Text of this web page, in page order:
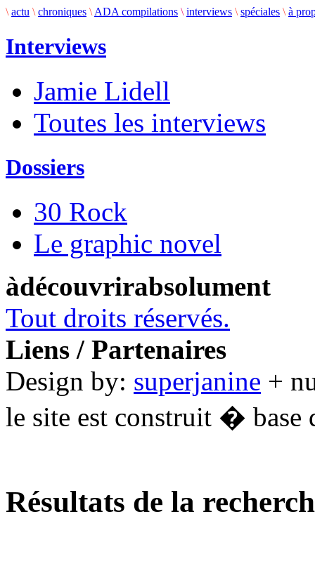
\ actu \ chroniques \ ADA compilations \ interviews \ spéciales \ à
Interviews
Jamie Lidell
Toutes les interviews
Dossiers
30 Rock
Le graphic novel
àdécouvrirabsolument
Tout droits réservés.
Liens / Partenaires
Design by: superjanine +
le site est construit � base
Résultats de la